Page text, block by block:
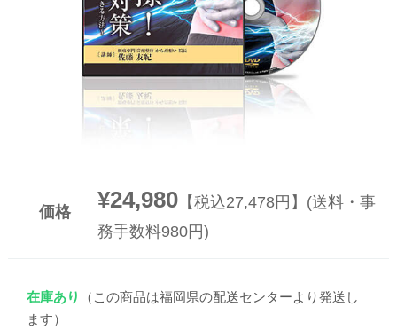
価格 ¥24,980【税込27,478円】(送料・事
務手数料980円)
在庫あり
（この商品は福岡県の配送センターより発送し
ます）